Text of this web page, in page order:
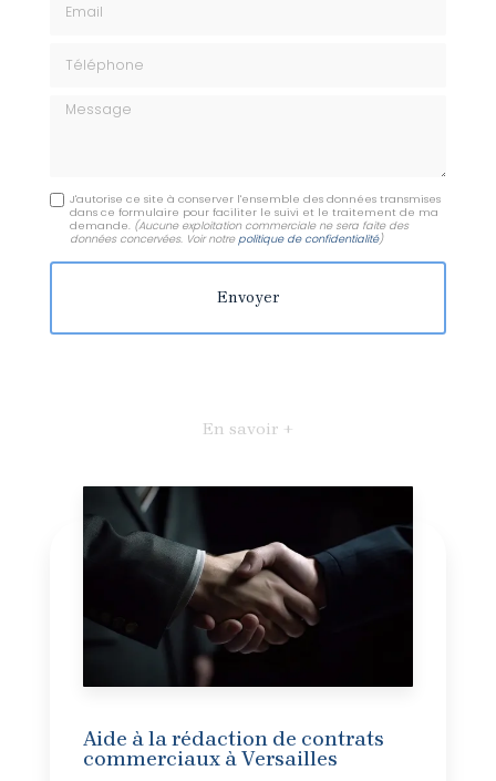
Message
J'autorise ce site à conserver l'ensemble des données transmises
dans ce formulaire pour faciliter le suivi et le traitement de ma
demande. (Aucune exploitation commerciale ne sera faite des
données concervées. Voir notrepolitique de confidentialité)
En savoir +
Aide à la rédaction de contrats
commerciaux à Versailles